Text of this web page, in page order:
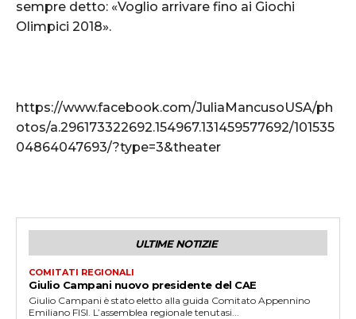
sempre detto: «Voglio arrivare fino ai Giochi
Olimpici 2018».
https://www.facebook.com/JuliaMancusoUSA/ph
otos/a.296173322692.154967.131459577692/101535
04864047693/?type=3&theater
ULTIME NOTIZIE
COMITATI REGIONALI
Giulio Campani nuovo presidente del CAE
Giulio Campani è stato eletto alla guida Comitato Appennino
Emiliano FISI. L’assemblea regionale tenutasi...